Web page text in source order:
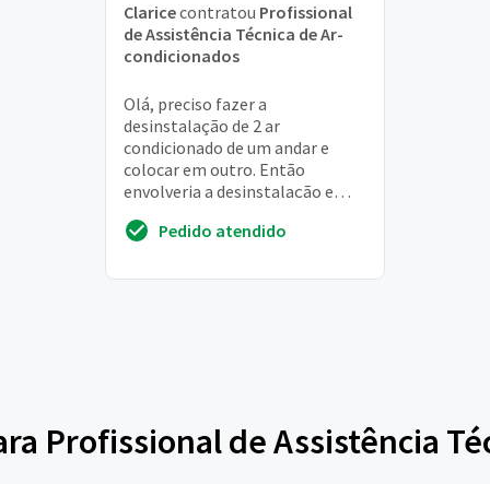
Claricecontratou Profissional
de Assistência Técnica de Ar-
condicionados
Olá, preciso fazer a
desinstalação de 2 ar
condicionado de um andar e
colocar em outro. Então
envolveria a desinstalação e
ar condicionado, sendo um
Pedido atendido
Profissional de Assistência